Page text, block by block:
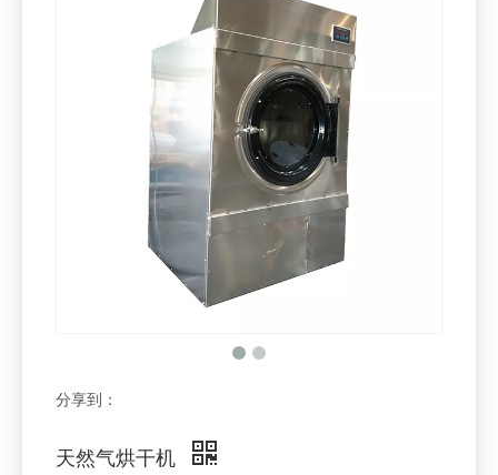
分享到：
天然气烘干机